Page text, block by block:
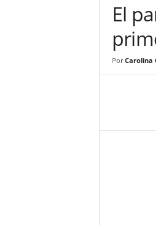
El
Por Carolina